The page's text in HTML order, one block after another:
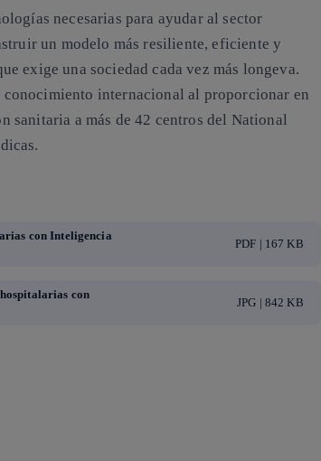
necesarias para ayudar al sector
un modelo más resiliente, eficiente y
exige una sociedad cada vez más longeva.
conocimiento internacional al proporcionar en
sanitaria a más de 42 centros del National
con Inteligencia
PDF | 167 KB
con
JPG | 842 KB